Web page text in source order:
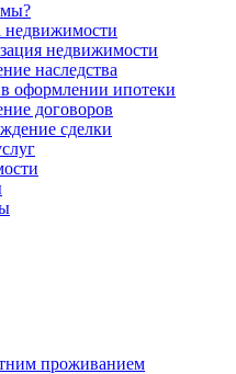
недвижимости
наследства
оформлении ипотеки
договоров
сделки
проживанием